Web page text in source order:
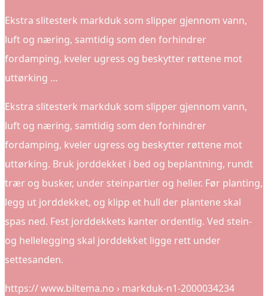
Ekstra slitesterk markduk som slipper gjennom vann,
luft og næring, samtidig som den forhindrer
fordamping, kveler ugress og beskytter røttene mot
uttørking …
Ekstra slitesterk markduk som slipper gjennom vann,
luft og næring, samtidig som den forhindrer
fordamping, kveler ugress og beskytter røttene mot
uttørking. Bruk jorddekket i bed og beplantning, rundt
trær og busker, under steinpartier og heller. Før planting,
legg ut jorddekket, og klipp et hull der plantene skal
spas ned. Fest jorddekkets kanter ordentlig. Ved stein-
og hellelegging skal jorddekket ligge rett under
settesanden.
https:// www.biltema.no › markduk-n1-2000034234